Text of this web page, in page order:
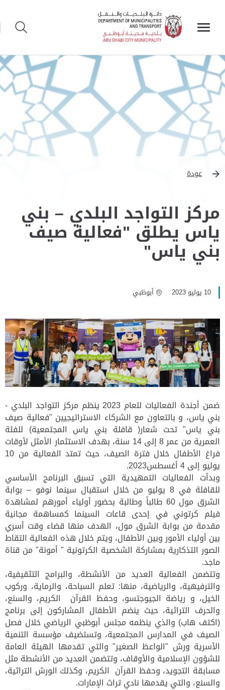
عودة
مركز التواجد البلدي – بني
ياس يطلق "فعالية صيف
بني ياس"
10 يوليو 2023 أبوظبي
ضمن أجندة الفعاليات للعام 2023 ينظم مركز التواجد البلدي -
بني ياس، و بالتعاون مع الشركاء الاستراتيجيين "فعالية صيف
بني ياس" تحت شعار( قافلة بني ياس المجتمعية) للفئة
العمرية من عمر 8 إلى 14 سنة، بهدف الاستثمار الأمثل لأوقات
فراغ الأطفال خلال فترة الصيف، حيث تمتد الفعالية من 10
يوليو إلى 4 أغسطس2023.
وبدأت الفعاليات التمهيدية التي تسبق البرنامج الأساسي
للقافلة في 8 يوليو من خلال استقبال سينما نوفو – بوابة
الشرق مول 60 طالباً وطالبة بحضور أولياء أمورهم لمشاهدة
فيلم كرتوني في إحدى قاعات السينما كمساهمة مجانية
مقدمة من بوابة الشرق مول، الهدف منها قضاء وقت أسري
بين أولياء الأمور وبين الأطفال، ويتم خلال هذه الفعالية التقاط
الصور التذكارية بمشاركة الشخصية الكرتونية " أمونة" من قناة
ماجد.
وتتضمن الفعالية العديد من الأنشطة، والبرامج التثقيفية،
والترفيهية، والرياضية، منها: تعلم السباحة، والرماية، وركوب
الخيل، و رياضة الجيوجتسو، وحفظ القرآن الكريم، والسنع،
والحرف التراثية، حيث ينضم الأطفال المشاركون إلى برنامج
(اكتف هاب) والذي ينظمه مجلس أبوظبي الرياضي خلال فصل
الصيف في المدارس المجتمعية، وتستضيف مؤسسة التنمية
الأسرية ورش "الواعظ الصغير" والتي تقدمها الهيئة العامة
للشؤون الإسلامية والأوقاف، وتتضمن العديد من الأنشطة مثل
مسابقة التجويد، وحفظ القرآن الكريم، وكذلك الورش التراثية،
والسنع، والتي يقدمها نادي تراث الإمارات.